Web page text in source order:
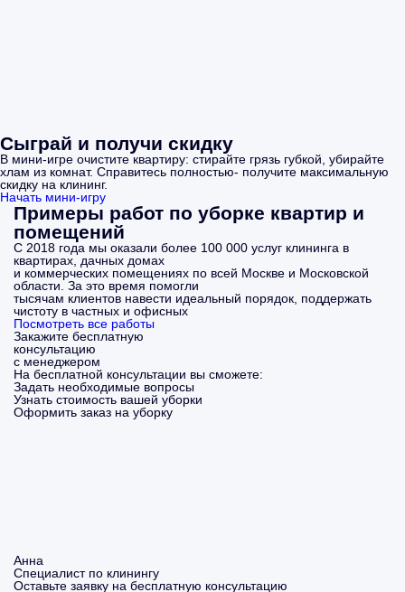
Сыграй и получи скидку
В мини-игре очистите квартиру: стирайте грязь губкой, убирайте
хлам из комнат. Справитесь полностью- получите максимальную
скидку на клининг.
Начать мини-игру
Примеры работ по уборке квартир и
помещений
С 2018 года мы оказали более 100 000 услуг клининга в
квартирах, дачных домах
и коммерческих помещениях по всей Москве и Московской
области. За это время помогли
тысячам клиентов навести идеальный порядок, поддержать
чистоту в частных и офисных
Посмотреть все работы
Закажите бесплатную
консультацию
с менеджером
На бесплатной консультации вы сможете:
Задать необходимые вопросы
Узнать стоимость вашей уборки
Оформить заказ на уборку
Анна
Специалист по клинингу
Оставьте заявку на бесплатную консультацию